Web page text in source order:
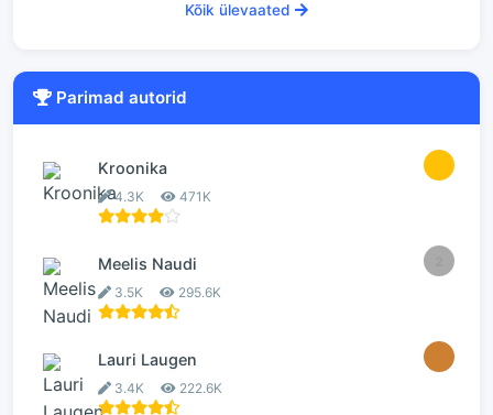
Kõik ülevaated
Parimad autorid
Kroonika
4.3K 471K
Meelis Naudi
3.5K 295.6K
Lauri Laugen
3.4K 222.6K